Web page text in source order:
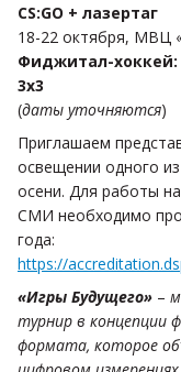
CS:GO + лазертаг
18-22 октября, МВЦ
Фиджитал-хоккей:
3х3
(даты уточняются)
Приглашаем
освещении одного
осени. Для работы
СМИ необходимо
года:
https://
«Игры Будущего» –
турнир в концепции
формата, которое